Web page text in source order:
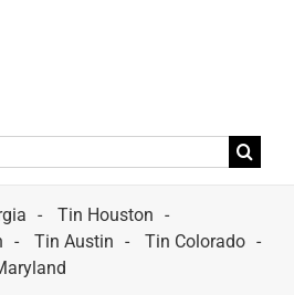
Tin Houston
Tin Austin
Tin Colorado